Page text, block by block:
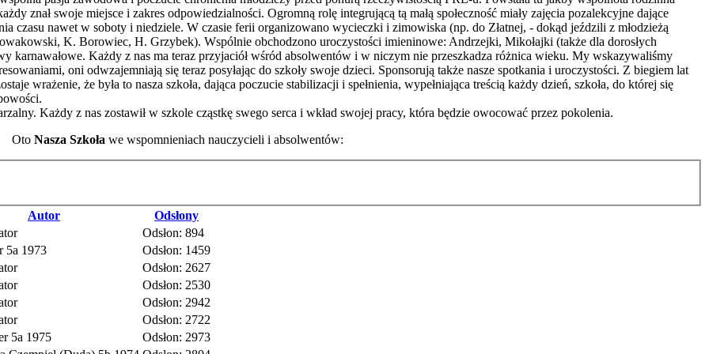
znał swoje miejsce i zakres odpowiedzialności. Ogromną rolę integrującą tą małą społeczność miały zajęcia pozalekcyjne dające
czasu nawet w soboty i niedziele. W czasie ferii organizowano wycieczki i zimowiska (np. do Złatnej, - dokąd jeździli z młodzieżą
K. Borowiec, H. Grzybek). Wspólnie obchodzono uroczystości imieninowe: Andrzejki, Mikołajki (także dla dorosłych
karnawałowe. Każdy z nas ma teraz przyjaciół wśród absolwentów i w niczym nie przeszkadza różnica wieku. My wskazywaliśmy
oni odwzajemniają się teraz posyłając do szkoły swoje dzieci. Sponsorują także nasze spotkania i uroczystości. Z biegiem lat
wrażenie, że była to nasza szkoła, dająca poczucie stabilizacji i spełnienia, wypełniająca treścią każdy dzień, szkoła, do której się
Każdy z nas zostawił w szkole cząstkę swego serca i wkład swojej pracy, która będzie owocować przez pokolenia.
Oto Nasza Szkoła we wspomnieniach nauczycieli i absolwentów:
Autor
Odsłony
Odsłon: 894
5a 1973
Odsłon: 1459
Odsłon: 2627
Odsłon: 2530
Odsłon: 2942
Odsłon: 2722
5a 1975
Odsłon: 2973